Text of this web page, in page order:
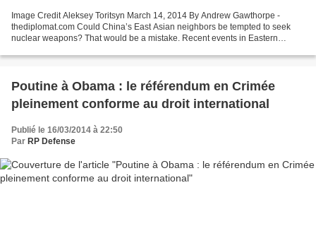
Image Credit Aleksey Toritsyn March 14, 2014 By Andrew Gawthorpe -
thediplomat.com Could China’s East Asian neighbors be tempted to seek
nuclear weapons? That would be a mistake. Recent events in Eastern
Poutine à Obama : le référendum en Crimée
pleinement conforme au droit international
Publié le 16/03/2014 à 22:50
Par RP Defense